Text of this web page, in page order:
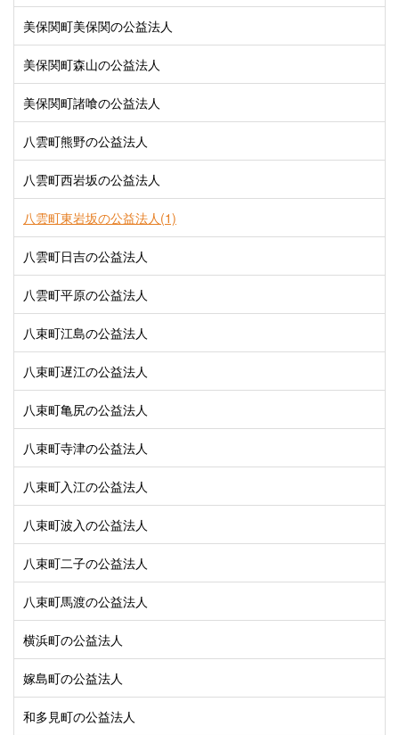
美保関町美保関の公益法人
美保関町森山の公益法人
美保関町諸喰の公益法人
八雲町熊野の公益法人
八雲町西岩坂の公益法人
八雲町東岩坂の公益法人(1)
八雲町日吉の公益法人
八雲町平原の公益法人
八束町江島の公益法人
八束町遅江の公益法人
八束町亀尻の公益法人
八束町寺津の公益法人
八束町入江の公益法人
八束町波入の公益法人
八束町二子の公益法人
八束町馬渡の公益法人
横浜町の公益法人
嫁島町の公益法人
和多見町の公益法人